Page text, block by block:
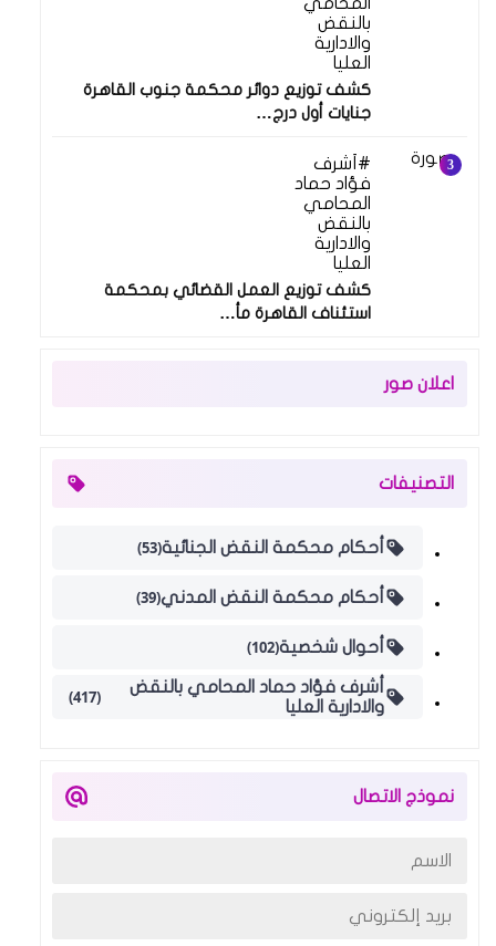
المحامي
بالنقض
والادارية
العليا
كشف توزيع دوائر محكمة جنوب القاهرة
جنايات أول درج…
أشرف
فؤاد حماد
المحامي
بالنقض
والادارية
العليا
كشف توزيع العمل القضائي بمحكمة
استئناف القاهرة مأ…
اعلان صور
التصنيفات
أحكام محكمة النقض الجنائية(53)
أحكام محكمة النقض المدني(39)
أحوال شخصية(102)
أشرف فؤاد حماد المحامي بالنقض
والادارية العليا
(417)
نموذج الاتصال